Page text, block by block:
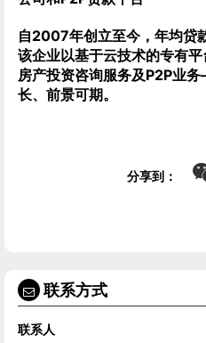
自2007年创立至今，年均贷
该企业以基于云技术的专有平
房产投资咨询服务及P2P业
长、前景可期。
分享到：
联系方式
联系人